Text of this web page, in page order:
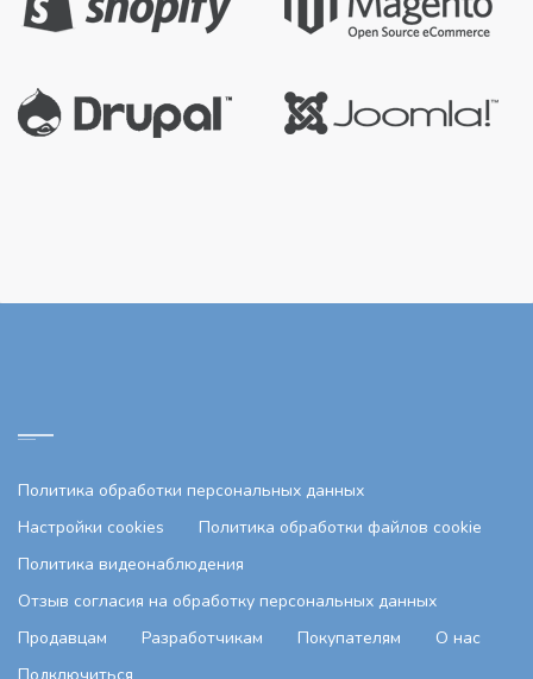
Политика обработки персональных данных
Настройки cookies
Политика обработки файлов cookie
Политика видеонаблюдения
Отзыв согласия на обработку персональных данных
Продавцам
Разработчикам Покупателям
О нас